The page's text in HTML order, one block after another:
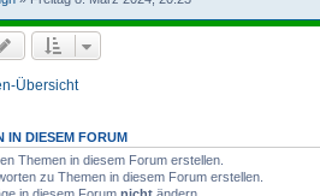
Übersicht
IN DIESEM FORUM
Themen in diesem Forum erstellen.
zu Themen in diesem Forum erstellen.